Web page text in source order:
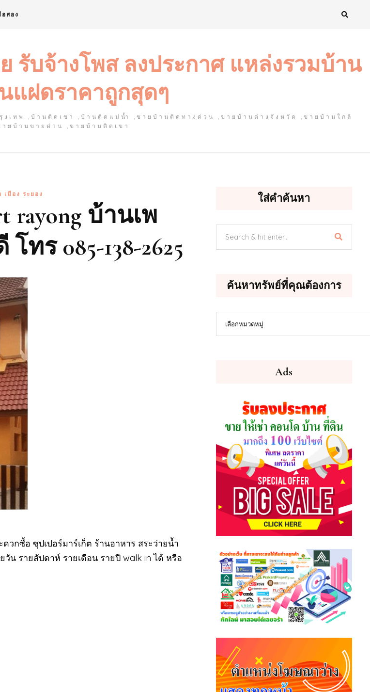
สอง
รับจ้างโพส ลงประกาศ แหล่งรวมบ้าน
แฝดราคาถูกสุดๆ
เทพ ,บ้านติดเขา ,บ้านติดแม่น้ำ ,ขายบ้านติดทางด่วน ,ขายบ้านต่างจังหวัด ,ขายบ้านใกล้
ายบ้านขายด่วน ,ขายบ้านติดเขา
มือง ระยอง
rayong บ้านเพ
ร 085-138-2625
กซื้อ ซุปเปอร์มาร์เก็ต ร้านอาหาร สระว่ายน้ำ
วัน รายสัปดาห์ รายเดือน รายปี walk in ได้ หรือ
ใส่คำค้นหา
ค้นหาทรัพย์ที่คุณต้องการ
เลือกหมวดหมู่
Ads